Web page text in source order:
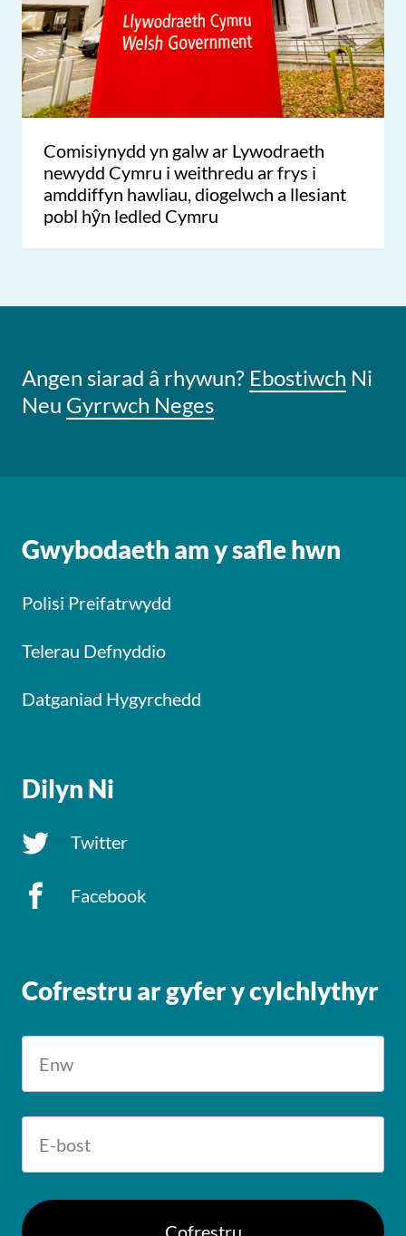
Comisiynydd yn galw ar Lywodraeth
newydd Cymru i weithredu ar frys i
amddiffyn hawliau, diogelwch a llesiant
pobl hŷn ledled Cymru
Angen siarad â rhywun? Ebostiwch Ni
Neu Gyrrwch Neges
Gwybodaeth am y safle hwn
Polisi Preifatrwydd
Telerau Defnyddio
Datganiad Hygyrchedd
Dilyn Ni
Twitter
Facebook
Cofrestru ar gyfer y cylchlythyr